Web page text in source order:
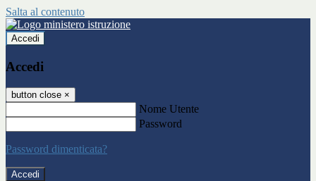
Salta al contenuto
Accedi
Accedi
button close ×
Nome Utente
Password
Password dimenticata?